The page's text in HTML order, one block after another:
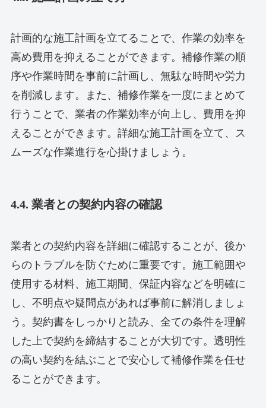
計画的な施工計画を立てることで、作業の効率を
高め費用を抑えることができます。補修作業の順
序や作業時間を事前に計画し、無駄な時間や労力
を削減します。また、補修作業を一度にまとめて
行うことで、業者の作業効率が向上し、費用を抑
えることができます。詳細な施工計画を立て、ス
ムーズな作業進行を心掛けましょう。
4.4. 業者との契約内容の確認
業者との契約内容を詳細に確認することが、後か
らのトラブルを防ぐために重要です。施工範囲や
使用する材料、施工期間、保証内容などを明確に
し、不明点や疑問点があれば事前に解消しましょ
う。契約書をしっかりと読み、全ての条件を理解
した上で契約を締結することが大切です。透明性
の高い契約を結ぶことで安心して補修作業を任せ
ることができます。